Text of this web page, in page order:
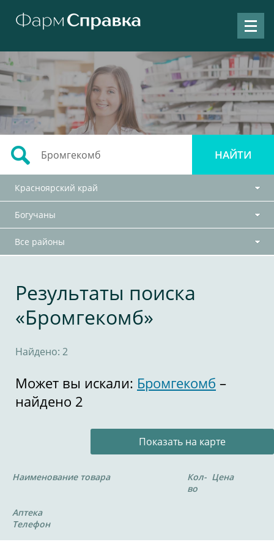
Красноярский край
Богучаны
Все районы
Результаты поиска
«Бромгекомб»
Найдено: 2
Может вы искали: Бромгекомб –
найдено 2
Показать на карте
Наименование товара
Кол-
во
Цена
Аптека
Телефон